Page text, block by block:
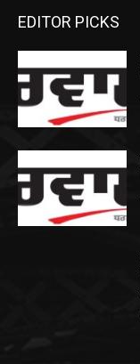
EDITOR PICKS